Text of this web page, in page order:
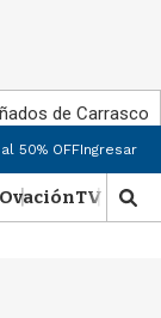
de Carrasco
50% OFFIngresar
OvaciónTV Show
M
o